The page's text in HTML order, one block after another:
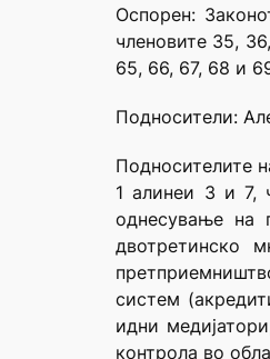
Оспорен:
членовите 35,
65, 66, 67, 68 и
Подносители:
Подносителите
1 алинеи 3 и 7,
однесување на
двотретинско
систем
идни
контрола во